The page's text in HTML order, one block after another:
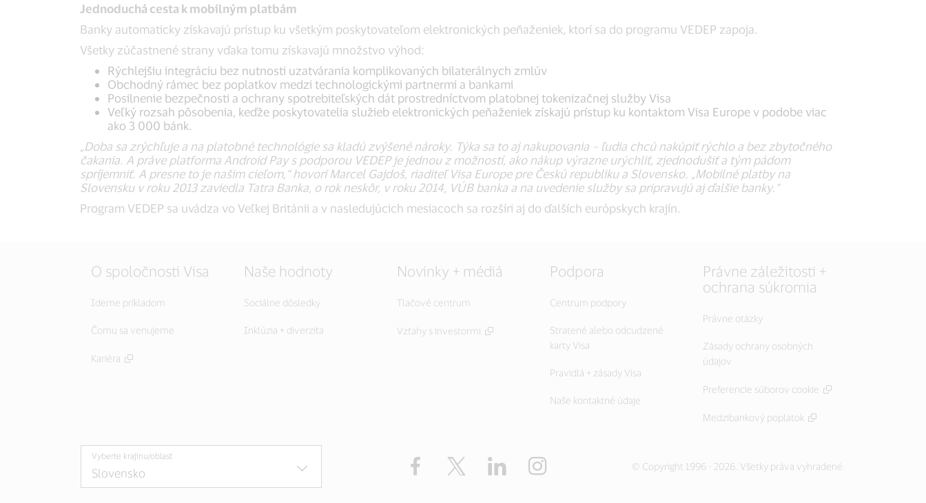
Jednoduchá cesta k mobilným platbám
Banky automaticky získavajú prístup ku všetkým poskytovateľom elektronických peňaženiek, ktorí sa do programu VEDEP zapoja.
Všetky zúčastnené strany vďaka tomu získavajú množstvo výhod:
Rýchlejšiu integráciu bez nutnosti uzatvárania komplikovaných bilaterálnych zmlúv
Obchodný rámec bez poplatkov medzi technologickými partnermi a bankami
Posilnenie bezpečnosti a ochrany spotrebiteľských dát prostredníctvom platobnej tokenizačnej služby Visa
Veľký rozsah pôsobenia, keďže poskytovatelia služieb elektronických peňaženiek získajú prístup ku kontaktom Visa Europe v podobe viac
ako 3 000 bánk.
„Doba sa zrýchľuje a na platobné technológie sa kladú zvýšené nároky. Týka sa to aj nakupovania – ľudia chcú nakúpiť rýchlo a bez zbytočného
čakania. A práve platforma Android Pay s podporou VEDEP je jednou z možností, ako nákup výrazne urýchliť, zjednodušiť a tým pádom
spríjemniť. A presne to je našim cieľom,“ hovorí Marcel Gajdoš, riaditeľ Visa Europe pre Českú republiku a Slovensko. „Mobilné platby na
Slovensku v roku 2013 zaviedla Tatra Banka, o rok neskôr, v roku 2014, VÚB banka a na uvedenie služby sa pripravujú aj ďalšie banky.“
Program VEDEP sa uvádza vo Veľkej Británii a v nasledujúcich mesiacoch sa rozšíri aj do ďalších európskych krajín.
O spoločnosti Visa
Ideme príkladom
Čomu sa venujeme
Kariéra
Naše hodnoty
Sociálne dôsledky
Inklúzia + diverzita
Novinky + médiá
Tlačové centrum
Vzťahy s investormi
Podpora
Centrum podpory
Stratené alebo odcudzené
karty Visa
Pravidlá + zásady Visa
Naše kontaktné údaje
Právne záležitosti +
ochrana súkromia
Právne otázky
Zásady ochrany osobných
údajov
Preferencie súborov cookie
Medzibankový poplatok
Vyberte krajinu/oblasť Facebook Twitter LinkedIn © Copyright 1996 - 2026. Všetky práva vyhradené.